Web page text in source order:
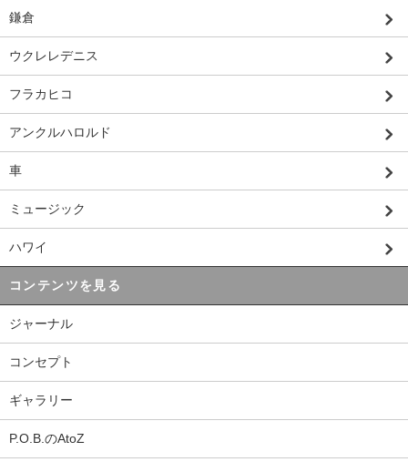
鎌倉
ウクレレデニス
フラカヒコ
アンクルハロルド
車
ミュージック
ハワイ
コンテンツを見る
ジャーナル
コンセプト
ギャラリー
P.O.B.のAtoZ